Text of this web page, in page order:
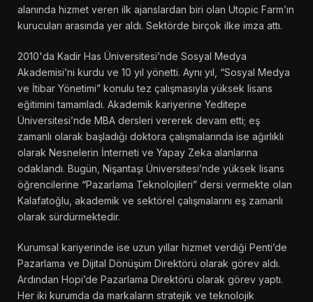
alanında hizmet veren ilk ajanslardan biri olan Utopic Farm’ın
kurucuları arasında yer aldı. Sektörde birçok ilke imza attı.
2010'da Kadir Has Üniversitesi’nde Sosyal Medya
Akademisi’ni kurdu ve 10 yıl yönetti. Aynı yıl, “Sosyal Medya
ve İtibar Yönetimi” konulu tez çalışmasıyla yüksek lisans
eğitimini tamamladı. Akademik kariyerine Yeditepe
Üniversitesi’nde MBA dersleri vererek devam etti; eş
zamanlı olarak başladığı doktora çalışmalarında ise ağırlıklı
olarak Nesnelerin İnterneti ve Yapay Zeka alanlarına
odaklandı. Bugün, Nişantaşı Üniversitesi’nde yüksek lisans
öğrencilerine “Pazarlama Teknolojileri” dersi vermekte olan
Kalafatoğlu, akademik ve sektörel çalışmalarını eş zamanlı
olarak sürdürmektedir.
Kurumsal kariyerinde ise uzun yıllar hizmet verdiği Penti’de
Pazarlama ve Dijital Dönüşüm Direktörü olarak görev aldı.
Ardından Hopi’de Pazarlama Direktörü olarak görev yaptı.
Her iki kurumda da markaların stratejik ve teknolojik